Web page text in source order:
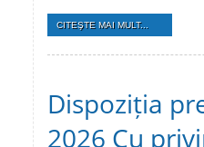
CITEŞTE MAI MULT...
Dispoziția
2026 Cu